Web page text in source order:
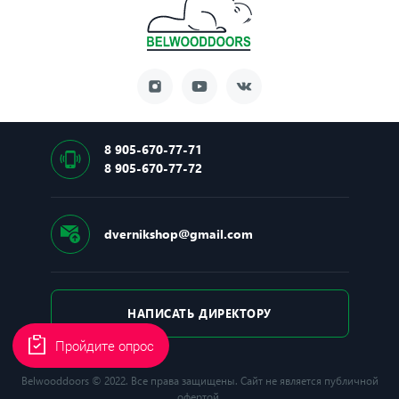
8 905-670-77-71
8 905-670-77-72
dvernikshop@gmail.com
НАПИСАТЬ ДИРЕКТОРУ
Belwooddoors © 2022. Все права защищены. Сайт не является публичной
Пройдите опрос